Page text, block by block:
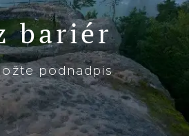
bariér
podnadpis